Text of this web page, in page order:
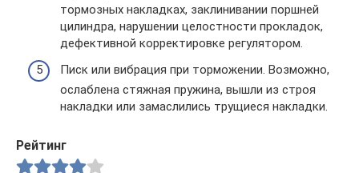
тормозных накладках, заклинивании поршней
цилиндра, нарушении целостности прокладок,
дефективной корректировке регулятором.
Писк или вибрация при торможении. Возможно,
ослаблена стяжная пружина, вышли из строя
накладки или замаслились трущиеся накладки.
Рейтинг